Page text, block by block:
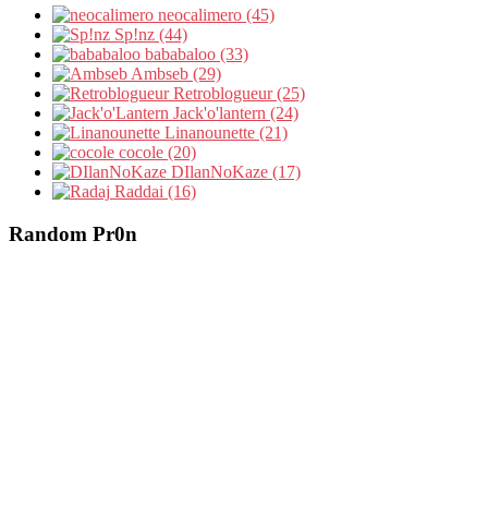
neocalimero (45)
Sp!nz (44)
bababaloo (33)
Ambseb (29)
Retroblogueur (25)
Jack'o'lantern (24)
Linanounette (21)
cocole (20)
DIlanNoKaze (17)
Raddai (16)
Random Pr0n